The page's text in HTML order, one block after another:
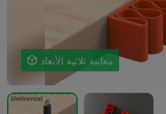
 معاينة ثلاثية الأبعاد